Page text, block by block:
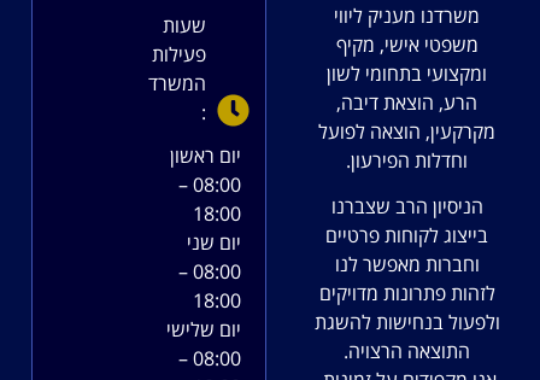
משרדנו מעניק ליווי
משפטי אישי, מקיף
ומקצועי בתחומי לשון
הרע, הוצאת דיבה,
מקרקעין, הוצאה לפועל
וחדלות הפירעון.
הניסיון הרב שצברנו
בייצוג לקוחות פרטיים
וחברות מאפשר לנו
לזהות פתרונות מדויקים
ולפעול בנחישות להשגת
התוצאה הרצויה.
שעות
פעילות
המשרד
:
יום ראשון
08:00 –
18:00
יום שני
08:00 –
18:00
יום שלישי
08:00 –